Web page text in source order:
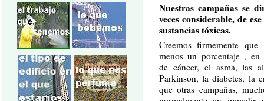
Nuestras campañas se
veces considerable, de
sustancias tóxicas.
Creemos firmemente
menos un porcentaje , en
de cáncer, el asma, las
Parkinson, la diabetes, la
que otras campañas,